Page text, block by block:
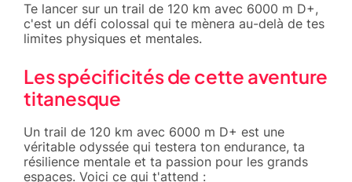
Te lancer sur un trail de 120 km avec 6000 m D+,
c'est un défi colossal qui te mènera au-delà de tes
limites physiques et mentales.
Les spécificités de cette aventure
titanesque
Un trail de 120 km avec 6000 m D+ est une
véritable odyssée qui testera ton endurance, ta
résilience mentale et ta passion pour les grands
espaces. Voici ce qui t'attend :